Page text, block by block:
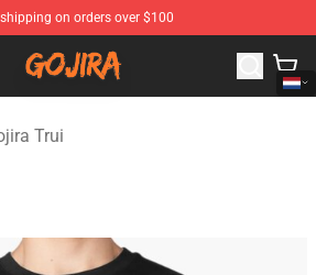
shipping on orders over $100
Gojira Merchandise Store
Trui